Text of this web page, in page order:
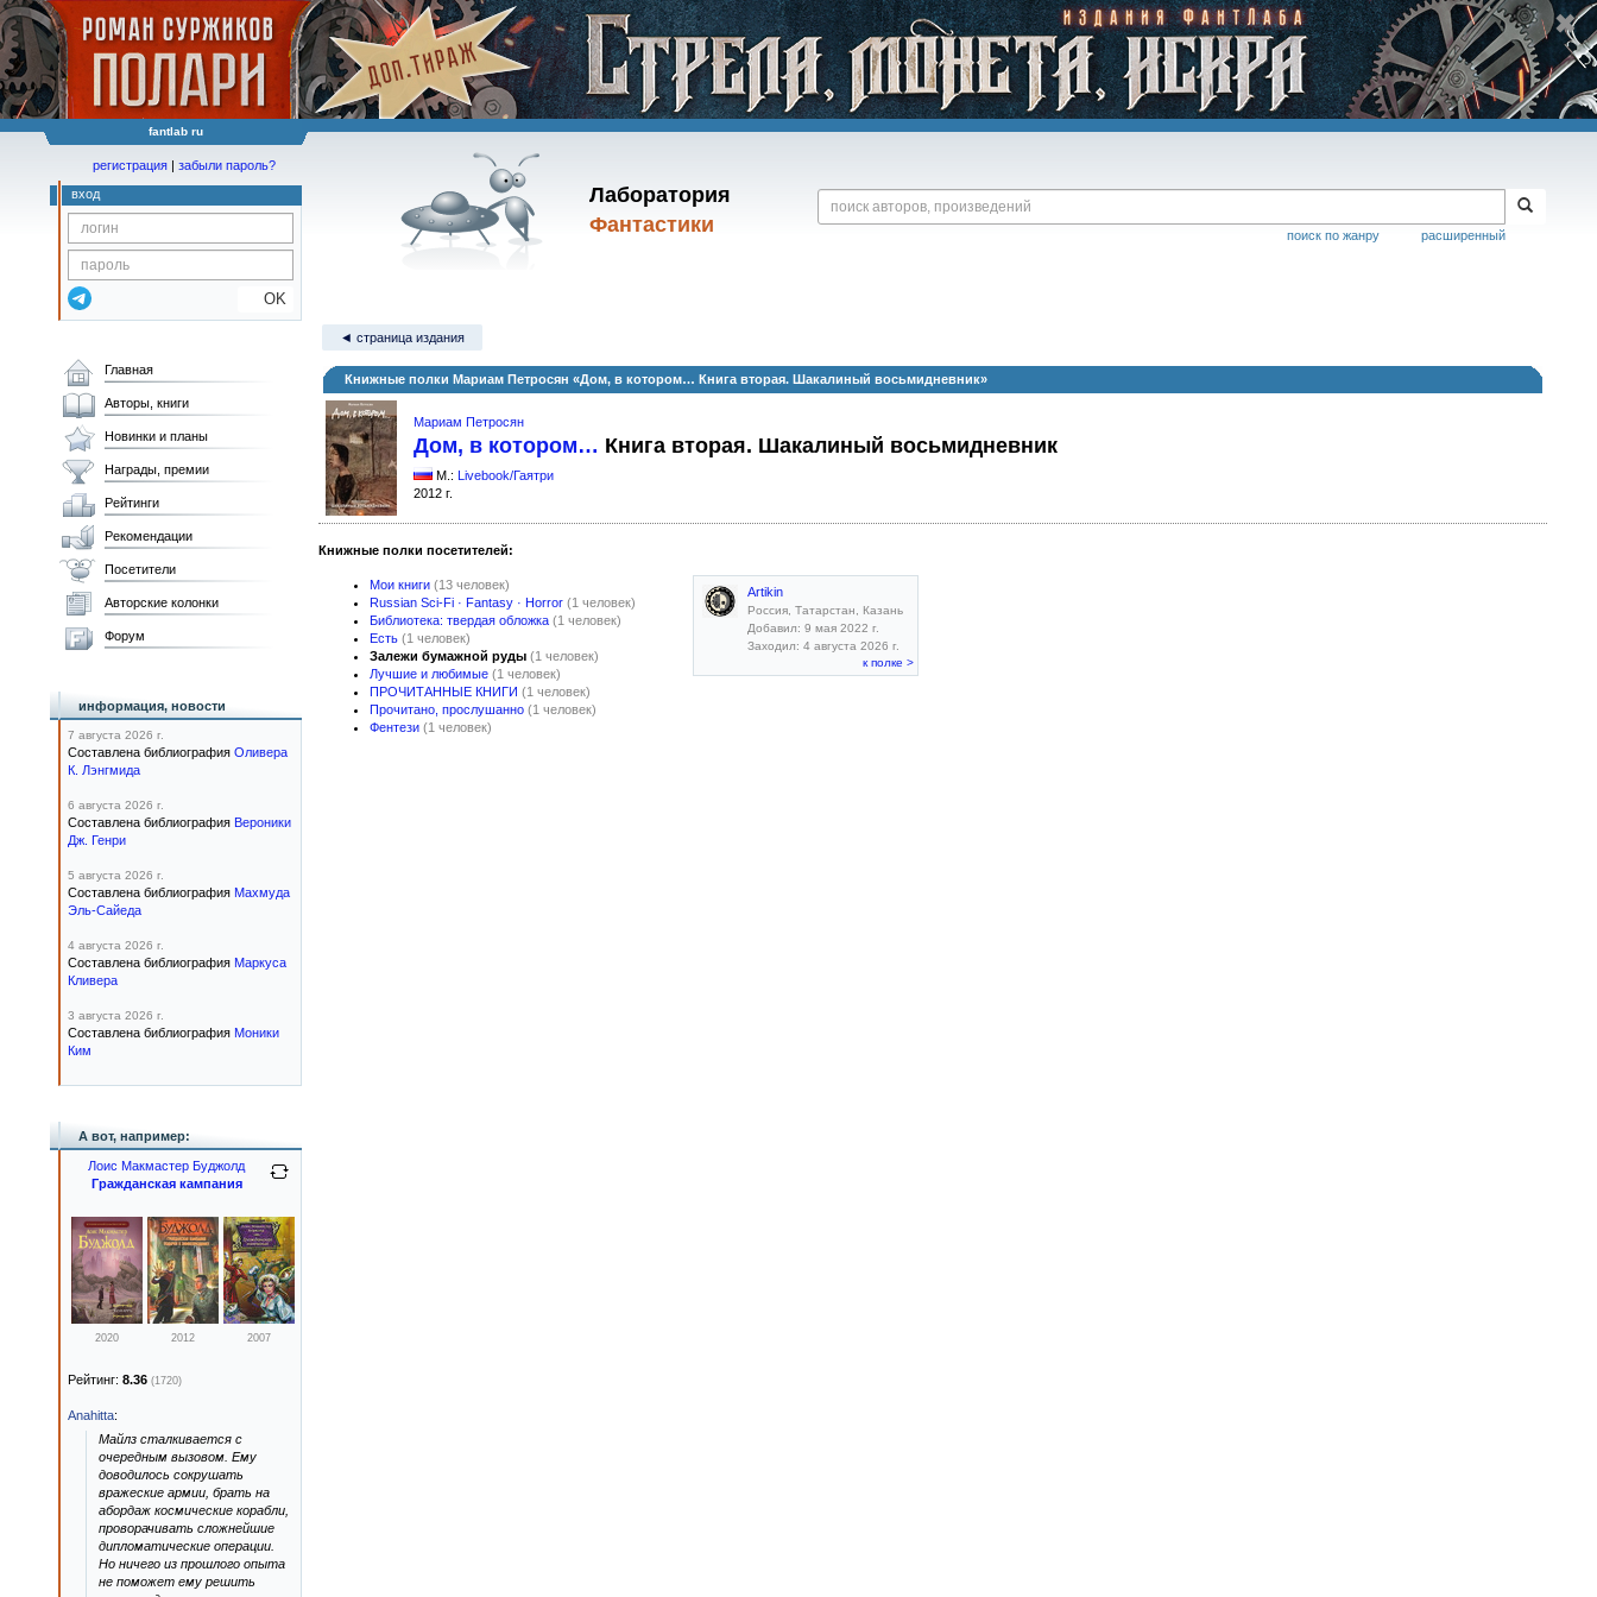
fantlab ru
Лаборатория
Фантастики
расширенный
поиск по жанру
регистрация | забыли пароль?
вход
OK
◄ страница издания
Книжные полки Мариам Петросян «Дом, в котором… Книга вторая. Шакалиный восьмидневник»
Мариам Петросян
Дом, в котором… Книга вторая. Шакалиный восьмидневник
М.: Livebook/Гаятри
2012 г.
Книжные полки посетителей:
Мои книги (13 человек)
Russian Sci-Fi · Fantasy · Horror (1 человек)
Библиотека: твердая обложка (1 человек)
Есть (1 человек)
Залежи бумажной руды (1 человек)
Лучшие и любимые (1 человек)
ПРОЧИТАННЫЕ КНИГИ (1 человек)
Прочитано, прослушанно (1 человек)
Фентези (1 человек)
Artikin
Россия, Татарстан, Казань
Добавил: 9 мая 2022 г.
Заходил: 4 августа 2026 г.
к полке >
Главная
Авторы, книги
Новинки и планы
Награды, премии
Рейтинги
Рекомендации
Посетители
Авторские колонки
Форум
информация, новости
7 августа 2026 г.
Составлена библиография Оливера
К. Лэнгмида
6 августа 2026 г.
Составлена библиография Вероники
Дж. Генри
5 августа 2026 г.
Составлена библиография Махмуда
Эль-Сайеда
4 августа 2026 г.
Составлена библиография Маркуса
Кливера
3 августа 2026 г.
Составлена библиография Моники
Ким
А вот, например:
Лоис Макмастер Буджолд
Гражданская кампания
2020 2012 2007
Рейтинг: 8.36 (1720)
Anahitta:
Майлз сталкивается с
очередным вызовом. Ему
доводилось сокрушать
вражеские армии, брать на
абордаж космические корабли,
проворачивать сложнейшие
дипломатические операции.
Но ничего из прошлого опыта
не поможет ему решить